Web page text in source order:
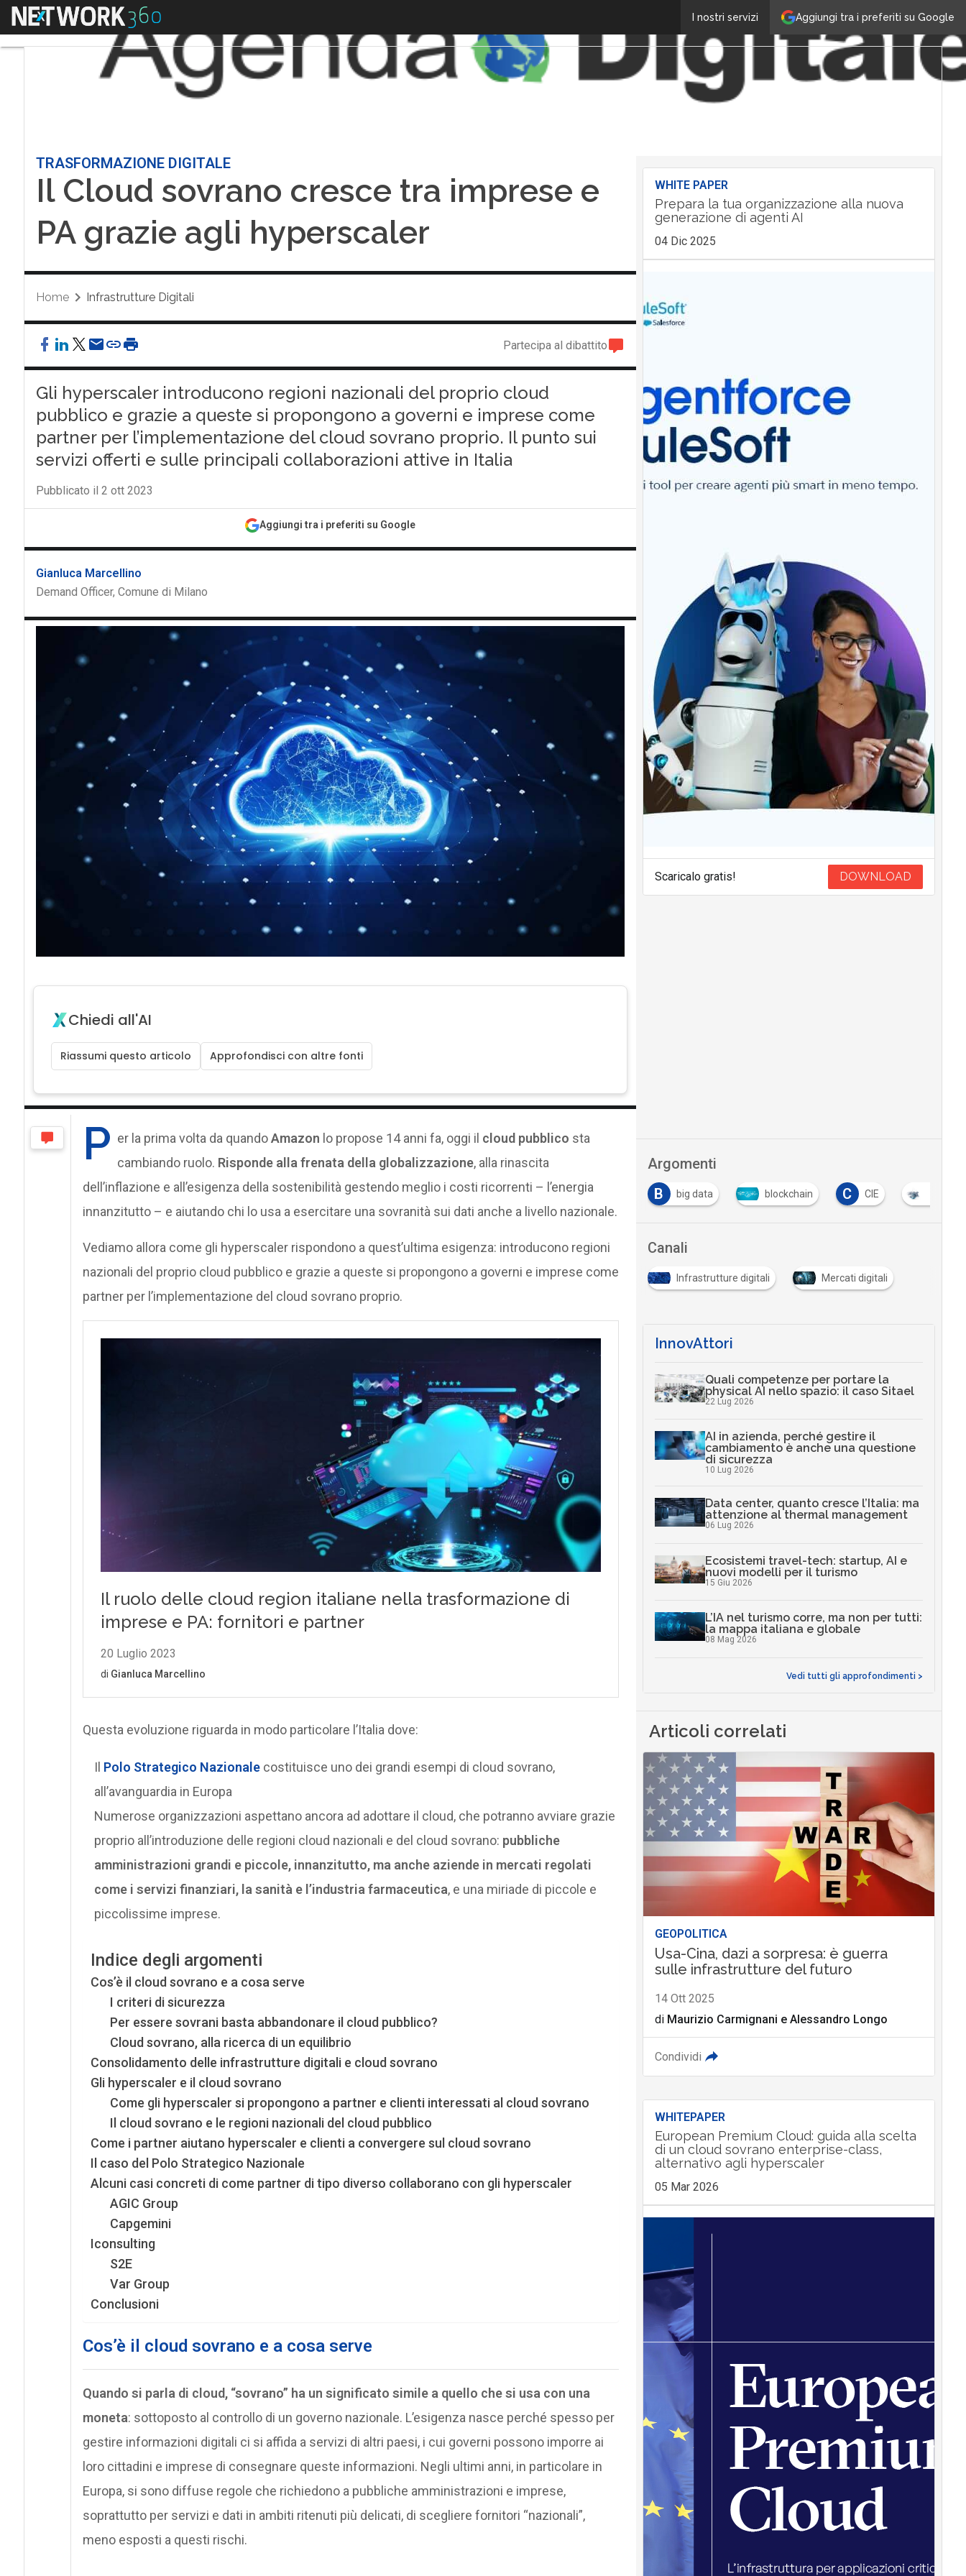
Aggiungi tra i preferiti su Google
I nostri servizi
Menu
TRASFORMAZIONE DIGITALE
Il Cloud sovrano cresce tra imprese e
PA grazie agli hyperscaler
Home Infrastrutture Digitali
Partecipa al dibattito
Gli hyperscaler introducono regioni nazionali del proprio cloud
pubblico e grazie a queste si propongono a governi e imprese come
partner per l’implementazione del cloud sovrano proprio. Il punto sui
servizi offerti e sulle principali collaborazioni attive in Italia
Pubblicato il 2 ott 2023
Aggiungi tra i preferiti su Google
Gianluca Marcellino
Demand Officer, Comune di Milano
Chiedi all'AI
Riassumi questo articolo Approfondisci con altre fonti
P er la prima volta da quandoAmazon lo propose 14 anni fa, oggi il cloud pubblico sta
cambiando ruolo. Risponde alla frenata della globalizzazione, alla rinascita
dell’inflazione e all’esigenza della sostenibilità gestendo meglio i costi ricorrenti – l’energia
innanzitutto – e aiutando chi lo usa a esercitare una sovranità sui dati anche a livello nazionale.
Vediamo allora come gli hyperscaler rispondono a quest’ultima esigenza: introducono regioni
nazionali del proprio cloud pubblico e grazie a queste si propongono a governi e imprese come
partner per l’implementazione del cloud sovrano proprio.
Questa evoluzione riguarda in modo particolare l’Italia dove:
Il Polo Strategico Nazionalecostituisce uno dei grandi esempi di cloud sovrano,
all’avanguardia in Europa
Numerose organizzazioni aspettano ancora ad adottare il cloud, che potranno avviare grazie
proprio all’introduzione delle regioni cloud nazionali e del cloud sovrano: pubbliche
amministrazioni grandi e piccole, innanzitutto, ma anche aziende in mercati regolati
come i servizi finanziari, la sanità e l’industria farmaceutica, e una miriade di piccole e
piccolissime imprese.
Indice degli argomenti
Cos’è il cloud sovrano e a cosa serve
I criteri di sicurezza
Per essere sovrani basta abbandonare il cloud pubblico?
Cloud sovrano, alla ricerca di un equilibrio
Consolidamento delle infrastrutture digitali e cloud sovrano
Gli hyperscaler e il cloud sovrano
Come gli hyperscaler si propongono a partner e clienti interessati al cloud sovrano
Il cloud sovrano e le regioni nazionali del cloud pubblico
Come i partner aiutano hyperscaler e clienti a convergere sul cloud sovrano
Il caso del Polo Strategico Nazionale
Alcuni casi concreti di come partner di tipo diverso collaborano con gli hyperscaler
AGIC Group
Capgemini
Iconsulting
S2E
Var Group
Conclusioni
Cos’è il cloud sovrano e a cosa serve
Quando si parla di cloud, “sovrano” ha un significato simile a quello che si usa con una
moneta: sottoposto al controllo di un governo nazionale. L’esigenza nasce perché spesso per
gestire informazioni digitali ci si affida a servizi di altri paesi, i cui governi possono imporre ai
loro cittadini e imprese di consegnare queste informazioni. Negli ultimi anni, in particolare in
Europa, si sono diffuse regole che richiedono a pubbliche amministrazioni e imprese,
soprattutto per servizi e dati in ambiti ritenuti più delicati, di scegliere fornitori “nazionali”,
meno esposti a questi rischi.
WHITE PAPER
Prepara la tua organizzazione alla nuova
generazione di agenti AI
04 Dic 2025
Scaricalo gratis! DOWNLOAD
Argomenti
Agid Agenzia per l'Italia Digitale B big data blockchain C CIE
Canali
Infrastrutture digitali Mercati digitali
InnovAttori
Quali competenze per portare la
physical AI nello spazio: il caso Sitael
22 Lug 2026
AI in azienda, perché gestire il
cambiamento è anche una questione
di sicurezza
10 Lug 2026
Data center, quanto cresce l’Italia: ma
attenzione al thermal management
06 Lug 2026
Ecosistemi travel-tech: startup, AI e
nuovi modelli per il turismo
15 Giu 2026
L’IA nel turismo corre, ma non per tutti:
la mappa italiana e globale
08 Mag 2026
Vedi tutti gli approfondimenti >
Articoli correlati
GEOPOLITICA
Usa-Cina, dazi a sorpresa: è guerra
sulle infrastrutture del futuro
14 Ott 2025
di Maurizio Carmignani e Alessandro Longo
Condividi
WHITEPAPER
European Premium Cloud: guida alla scelta
di un cloud sovrano enterprise-class,
alternativo agli hyperscaler
05 Mar 2026